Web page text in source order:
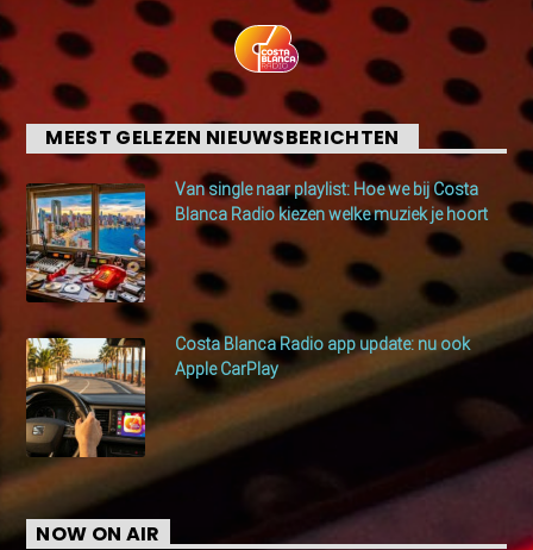
MEEST GELEZEN NIEUWSBERICHTEN
Van single naar playlist: Hoe we bij Costa
Blanca Radio kiezen welke muziek je hoort
Costa Blanca Radio app update: nu ook
Apple CarPlay
NOW ON AIR